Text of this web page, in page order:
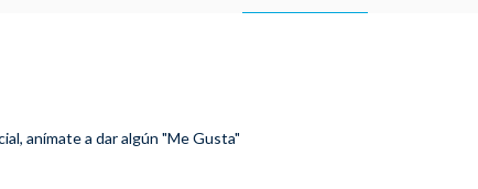
anímate a dar algún "Me Gusta"